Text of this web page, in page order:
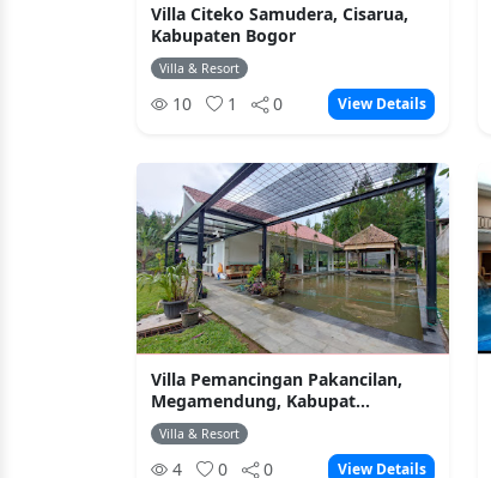
Villa Citeko Samudera, Cisarua,
Kabupaten Bogor
Villa & Resort
10 1 0 View Details
Villa Pemancingan Pakancilan,
Megamendung, Kabupat...
Villa & Resort
4 0 0 View Details